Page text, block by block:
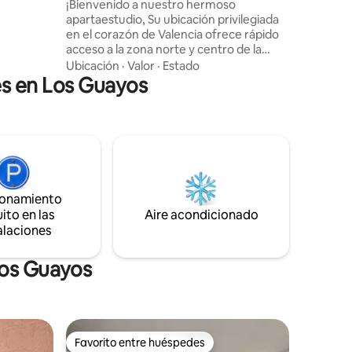
¡Bienvenido a nuestro hermoso
apartaestudio, Su ubicación privilegiada
en el corazón de Valencia ofrece rápido
acceso a la zona norte y centro de la
ciudad. C. Comerciales, el Cerro Casupo,
parque Negra Hipólita, vida nocturna y
Restaurantes El Apto. es exclusivamente
diseño único y moderno que te hará
querer quedarte para siempre!
Ubicación · Valor · Estado
en Los Guayos
en las
Aire acondicionado
Guayos
Favorito entre huéspedes